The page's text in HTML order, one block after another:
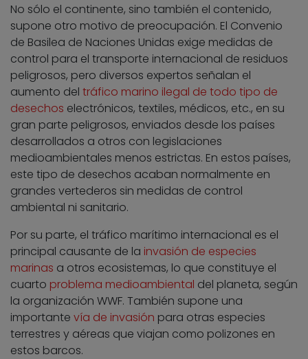
No sólo el continente, sino también el contenido,
supone otro motivo de preocupación. El Convenio
de Basilea de Naciones Unidas exige medidas de
control para el transporte internacional de residuos
peligrosos, pero diversos expertos señalan el
aumento del tráfico marino ilegal de todo tipo de
desechos electrónicos, textiles, médicos, etc., en su
gran parte peligrosos, enviados desde los países
desarrollados a otros con legislaciones
medioambientales menos estrictas. En estos países,
este tipo de desechos acaban normalmente en
grandes vertederos sin medidas de control
ambiental ni sanitario.
Por su parte, el tráfico marítimo internacional es el
principal causante de la invasión de especies
marinas a otros ecosistemas, lo que constituye el
cuarto problema medioambiental del planeta, según
la organización WWF. También supone una
importante vía de invasión para otras especies
terrestres y aéreas que viajan como polizones en
estos barcos.